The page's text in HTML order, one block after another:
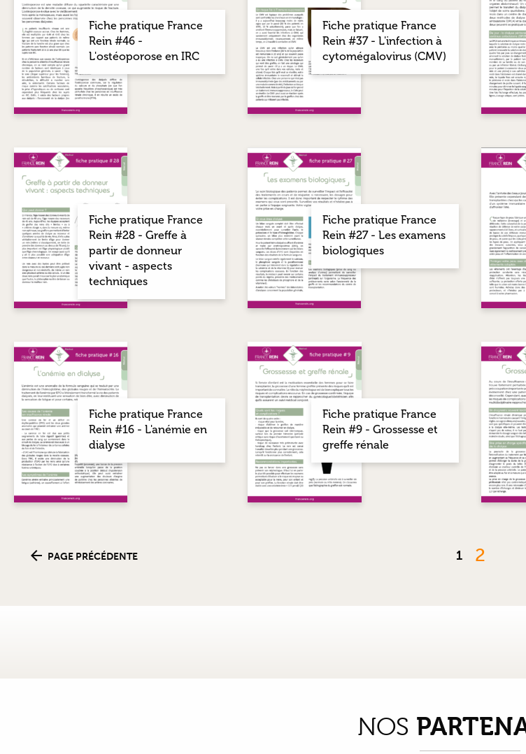
Fiche pratique France
Rein #46 -
L'ostéoporose en IRC
Fiche pratique France
Rein #37 - L'infection à
cytomégalovirus (CMV)
Fiche pratique France
Rein #28 - Greffe à
partir de donneur
vivant - aspects
techniques
Fiche pratique France
Rein #27 - Les examens
biologiques
Fiche pratique France
Rein #16 - L'anémie en
dialyse
Fiche pratique France
Rein #9 - Grossesse et
greffe rénale
PAGE PRÉCÉDENTE 1 2
NOS